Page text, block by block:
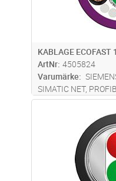
KABLAGE ECOFAST
ArtNr 4505824
Varumärke
SIMATIC NET,
kabel, 2XCU 0,64
med två ECOFAST
längd: 15 meter